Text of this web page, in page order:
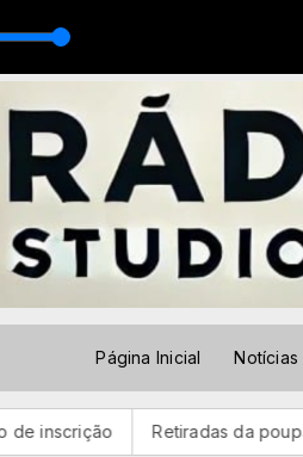
Página Inicial Notícias
Retiradas da poupança superam